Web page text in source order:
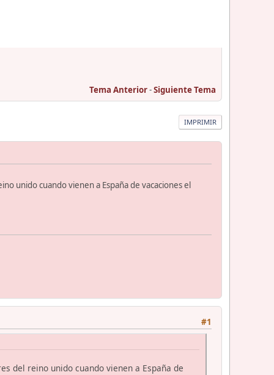
Tema Anterior-Siguiente Tema
IMPRIMIR
unido cuando vienen a España de vacaciones el
#1
del reino unido cuando vienen a España de